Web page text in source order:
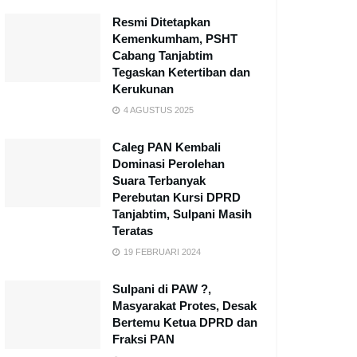
Resmi Ditetapkan
Kemenkumham, PSHT
Cabang Tanjabtim
Tegaskan Ketertiban dan
Kerukunan
4 AGUSTUS 2025
Caleg PAN Kembali
Dominasi Perolehan
Suara Terbanyak
Perebutan Kursi DPRD
Tanjabtim, Sulpani Masih
Teratas
19 FEBRUARI 2024
Sulpani di PAW ?,
Masyarakat Protes, Desak
Bertemu Ketua DPRD dan
Fraksi PAN